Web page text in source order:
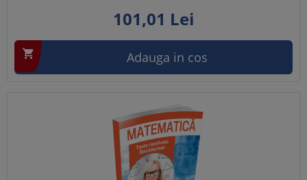
101,01 Lei
 Adauga in cos